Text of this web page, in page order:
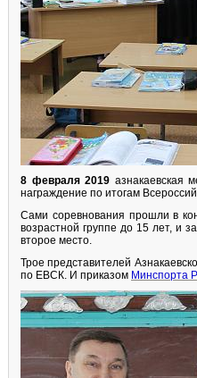
8 февраля 2019 азнакаевская
награждение по итогам
Сами соревнования прошли в
возрастной группе до 15 лет, и
второе место.
Трое представителей
по ЕВСК. И приказом Минспорта